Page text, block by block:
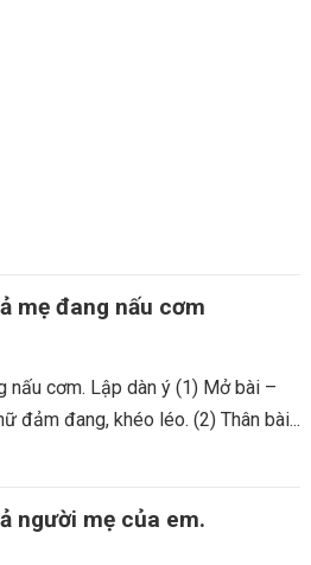
mẹ đang nấu cơm
nấu cơm. Lập dàn ý (1) Mở bài –
đảm đang, khéo léo. (2) Thân bài...
người mẹ của em.